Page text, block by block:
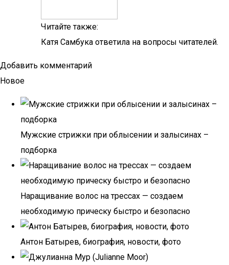
Читайте также:
Катя Самбука ответила на вопросы читателей.
Добавить комментарий
Новое
Мужские стрижки при облысении и залысинах –
подборка
Наращивание волос на трессах — создаем
необходимую прическу быстро и безопасно
Антон Батырев, биография, новости, фото